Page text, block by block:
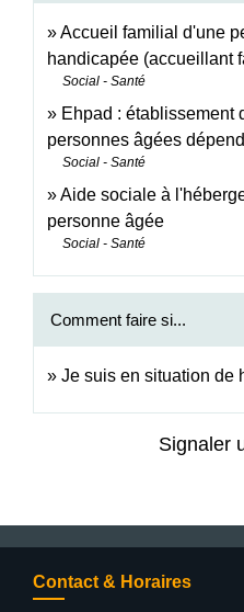
Accueil familial d'une
handicapée (accueillant
Social - Santé
Ehpad : établissement
personnes âgées
Social - Santé
Aide sociale à
personne âgée
Social - Santé
Comment faire si...
Je suis en situation de
Signaler
Contact & Horaires